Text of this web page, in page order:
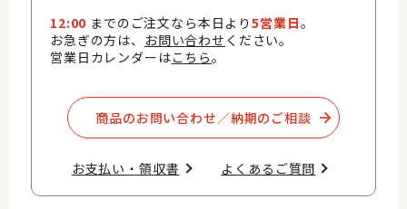
12:00 までのご注文なら本日より5営業日。
お急ぎの方は、 お問い合わせ ください。
営業日カレンダーはこちら。
商品のお問い合わせ／納期のご相談​
お支払い・領収書​ よくあるご質問​